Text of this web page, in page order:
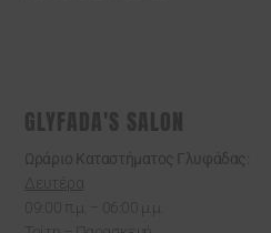
GLYFADA'S SALON
Ωράριο Καταστήματος Γλυφάδας:
Δευτέρα
09:00 π.μ. – 06:00 μ.μ.